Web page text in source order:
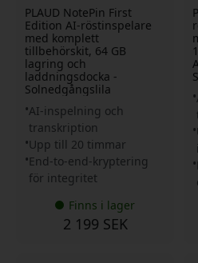
PLAUD NotePin First
Edition AI-röstinspelare
med komplett
tillbehörskit, 64 GB
lagring och
laddningsdocka -
Solnedgångslila
AI-inspelning och
transkription
Upp till 20 timmar
End-to-end-kryptering
för integritet
Finns i lager
2 199 SEK